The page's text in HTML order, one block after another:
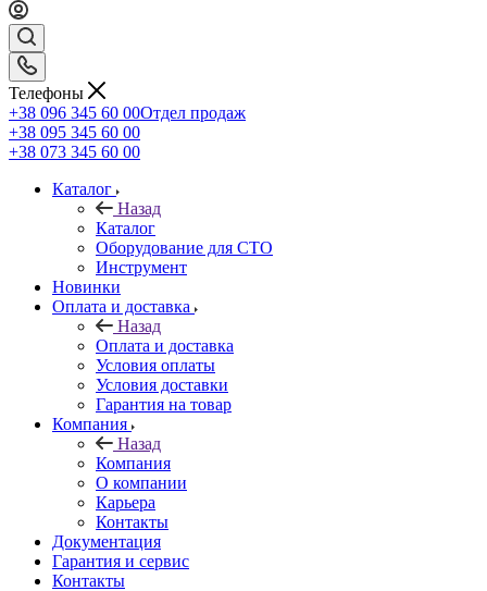
Телефоны
+38 096 345 60 00Отдел продаж
+38 095 345 60 00
+38 073 345 60 00
Каталог
Назад
Каталог
Оборудование для СТО
Инструмент
Новинки
Оплата и доставка
Назад
Оплата и доставка
Условия оплаты
Условия доставки
Гарантия на товар
Компания
Назад
Компания
О компании
Карьера
Контакты
Документация
Гарантия и сервис
Контакты